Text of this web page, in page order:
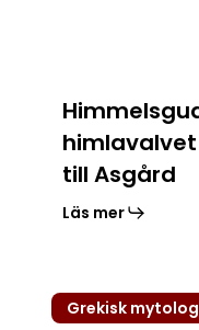
till Asgård
Läs mer
Grekisk